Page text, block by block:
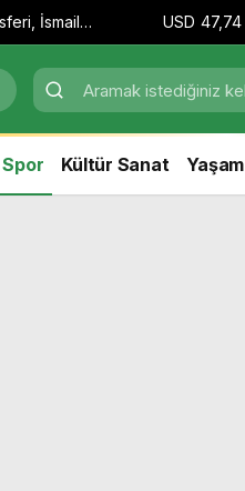
İsmail
sakatlandı
USD 47,74
Spor Kültür Sanat Yaşam